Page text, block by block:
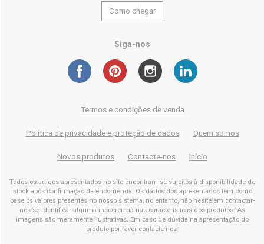
Como chegar
Siga-nos
Termos e condições de venda
Política de privacidade e proteção de dados Quem somos
Novos produtos Contacte-nos Início
Todos os artigos apresentados no site encontram-se sujeitos à disponibilidade de
stock após confirmação da encomenda. Os dados dos apresentados têm como
base os valores presentes no nosso sistema, no entanto, não hesite em contactar-
nos se identificar alguma incoerência nas características dos produtos. As
imagens são meramente ilustrativas. Em caso de dúvida na apresentação do
produto por favor contacte-nos.